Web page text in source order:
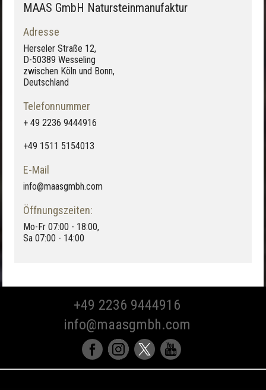
MAAS GmbH Natursteinmanufaktur
Adresse
Herseler Straße 12,
D-50389 Wesseling
zwischen Köln und Bonn,
Deutschland
Telefonnummer
+ 49 2236 9444916
+49 1511 5154013
E-Mail
info@maasgmbh.com
Öffnungszeiten:
Mo-Fr 07:00 - 18:00,
Sa 07:00 - 14:00
+49 2236 9444916
info@maasgmbh.com